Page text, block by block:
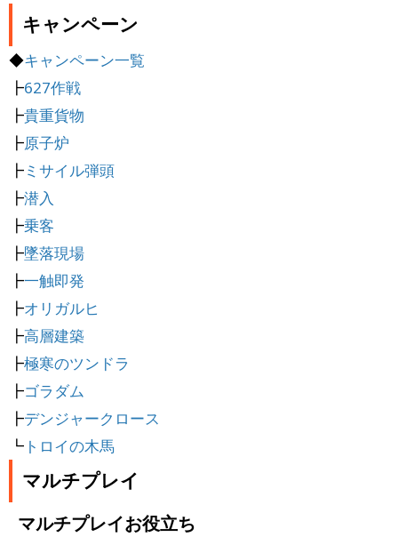
キャンペーン
◆キャンペーン一覧
┣627作戦
┣貴重貨物
┣原子炉
┣ミサイル弾頭
┣潜入
┣乗客
┣墜落現場
┣一触即発
┣オリガルヒ
┣高層建築
┣極寒のツンドラ
┣ゴラダム
┣デンジャークロース
┗ トロイの木馬
マルチプレイ
マルチプレイお役立ち